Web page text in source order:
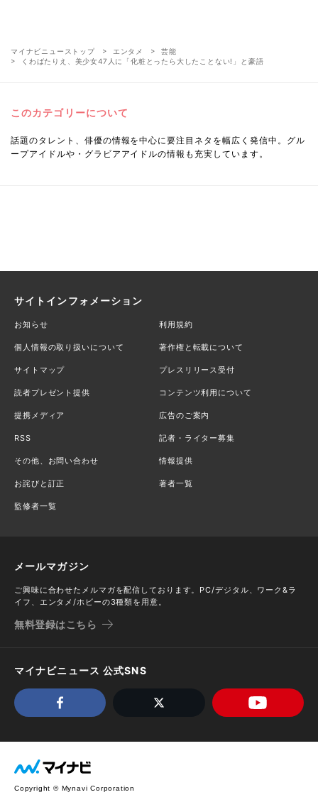
マイナビニューストップ エンタメ
芸能
くわばたりえ、美少女47人に「化粧とったら大したことない!」と豪語
このカテゴリーについて
話題のタレント、俳優の情報を中心に要注目ネタを幅広く発信中。グル
ープアイドルや・グラビアアイドルの情報も充実しています。
サイトインフォメーション
お知らせ 利用規約
個人情報の取り扱いについて 著作権と転載について
サイトマップ プレスリリース受付
読者プレゼント提供 コンテンツ利用について
提携メディア 広告のご案内
RSS 記者・ライター募集
その他、お問い合わせ 情報提供
お詫びと訂正 著者一覧
監修者一覧
メールマガジン
ご興味に合わせたメルマガを配信しております。PC/デジタル、ワーク&ラ
イフ、エンタメ/ホビーの3種類を用意。
無料登録はこちら
マイナビニュース 公式SNS
Copyright © Mynavi Corporation